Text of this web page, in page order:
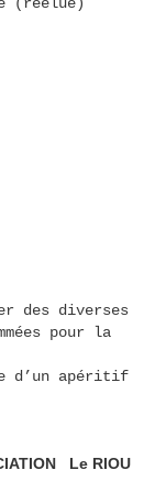
des diverses
pour la
d’un apéritif
Le RIOU